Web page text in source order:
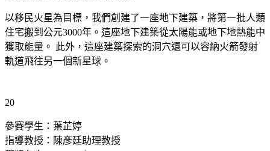
以移民火星為目標，我們創建了一座地下建築，將第一批人類
住宅搬到公元3000年。這座地下建築從太陽能或地下地熱能中
獲取能量。 此外，這座建築探索的洞穴還可以容納火箭發射
軌道飛往另一個新星球。
20
參賽學生：葉芷婷
指導教授：陳彥廷助理教授